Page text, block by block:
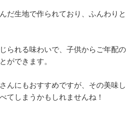
だ生地で作られており、ふんわりと
られる味わいで、子供からご年配の
ができます。
んにもおすすめですが、その美味し
てしまうかもしれませんね！